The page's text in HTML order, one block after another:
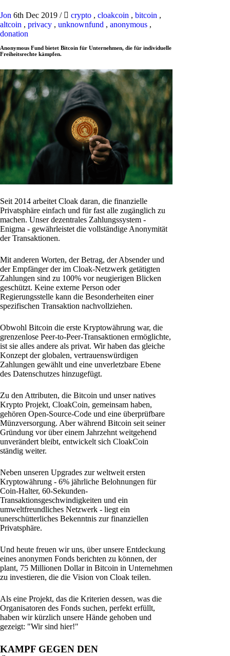
Jon 6th Dec 2019 / crypto , cloakcoin , bitcoin ,
altcoin , privacy , unknownfund , anonymous ,
donation
Anonymous Fund bietet Bitcoin für Unternehmen, die für individuelle
Freiheitsrechte kämpfen.
Seit 2014 arbeitet Cloak daran, die finanzielle
Privatsphäre einfach und für fast alle zugänglich zu
machen. Unser dezentrales Zahlungssystem -
Enigma - gewährleistet die vollständige Anonymität
der Transaktionen.
Mit anderen Worten, der Betrag, der Absender und
der Empfänger der im Cloak-Netzwerk getätigten
Zahlungen sind zu 100% vor neugierigen Blicken
geschützt. Keine externe Person oder
Regierungsstelle kann die Besonderheiten einer
spezifischen Transaktion nachvollziehen.
Obwohl Bitcoin die erste Kryptowährung war, die
grenzenlose Peer-to-Peer-Transaktionen ermöglichte,
ist sie alles andere als privat. Wir haben das gleiche
Konzept der globalen, vertrauenswürdigen
Zahlungen gewählt und eine unverletzbare Ebene
des Datenschutzes hinzugefügt.
Zu den Attributen, die Bitcoin und unser natives
Krypto Projekt, CloakCoin, gemeinsam haben,
gehören Open-Source-Code und eine überprüfbare
Münzversorgung. Aber während Bitcoin seit seiner
Gründung vor über einem Jahrzehnt weitgehend
unverändert bleibt, entwickelt sich CloakCoin
ständig weiter.
Neben unseren Upgrades zur weltweit ersten
Kryptowährung - 6% jährliche Belohnungen für
Coin-Halter, 60-Sekunden-
Transaktionsgeschwindigkeiten und ein
umweltfreundliches Netzwerk - liegt ein
unerschütterliches Bekenntnis zur finanziellen
Privatsphäre.
Und heute freuen wir uns, über unsere Entdeckung
eines anonymen Fonds berichten zu können, der
plant, 75 Millionen Dollar in Bitcoin in Unternehmen
zu investieren, die die Vision von Cloak teilen.
Als eine Projekt, das die Kriterien dessen, was die
Organisatoren des Fonds suchen, perfekt erfüllt,
haben wir kürzlich unsere Hände gehoben und
gezeigt: "Wir sind hier!"
KAMPF GEGEN DEN